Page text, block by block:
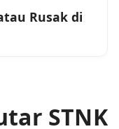
Rusak di
STNK